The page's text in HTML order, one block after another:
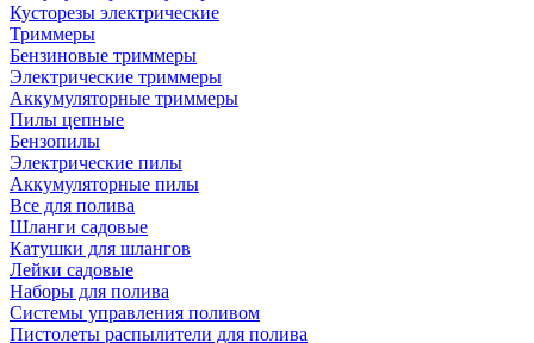
Кусторезы электрические
Триммеры
Бензиновые триммеры
Электрические триммеры
Аккумуляторные триммеры
Пилы цепные
Бензопилы
Электрические пилы
Аккумуляторные пилы
Все для полива
Шланги садовые
Катушки для шлангов
Лейки садовые
Наборы для полива
Системы управления поливом
Пистолеты распылители для полива